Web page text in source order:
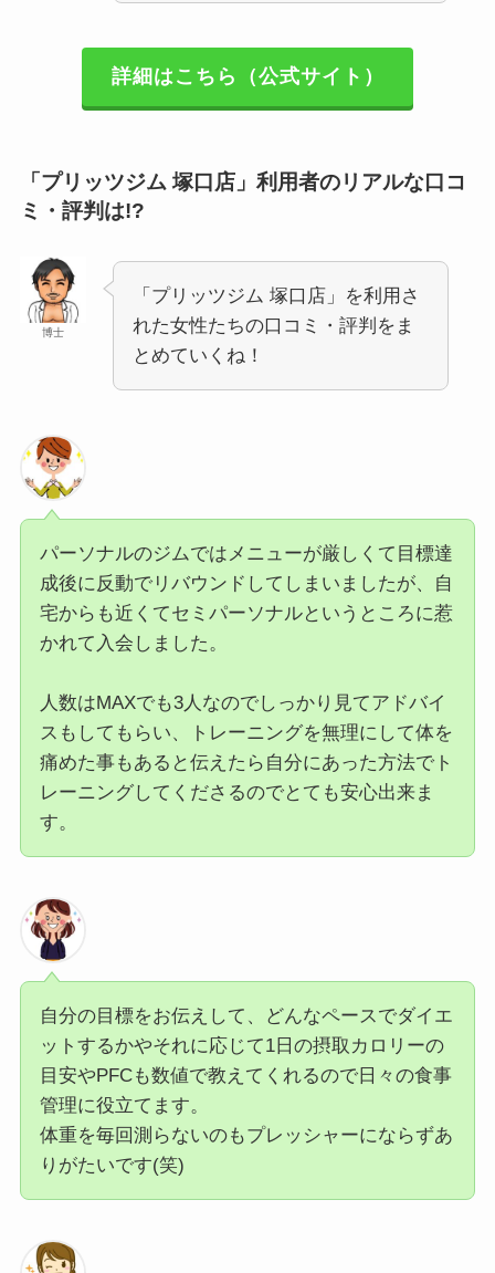
詳細はこちら（公式サイト）
「プリッツジム 塚口店」利用者のリアルな口コ
ミ・評判は!?
博士
「プリッツジム 塚口店」を利用さ
れた女性たちの口コミ・評判をま
とめていくね！
パーソナルのジムではメニューが厳しくて目標達
成後に反動でリバウンドしてしまいましたが、自
宅からも近くてセミパーソナルというところに惹
かれて入会しました。
人数はMAXでも3人なのでしっかり見てアドバイ
スもしてもらい、トレーニングを無理にして体を
痛めた事もあると伝えたら自分にあった方法でト
レーニングしてくださるのでとても安心出来ま
す。
自分の目標をお伝えして、どんなペースでダイエ
ットするかやそれに応じて1日の摂取カロリーの
目安やPFCも数値で教えてくれるので日々の食事
管理に役立てます。
体重を毎回測らないのもプレッシャーにならずあ
りがたいです(笑)